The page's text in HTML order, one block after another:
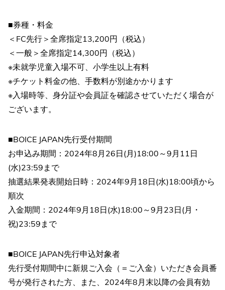
■券種・料金
＜FC先行＞全席指定13,200円（税込）
＜一般＞全席指定14,300円（税込）
※未就学児童入場不可、小学生以上有料
※チケット料金の他、手数料が別途かかります
※入場時等、身分証や会員証を確認させていただく場合が
ございます。
■BOICE JAPAN先行受付期間
お申込み期間：2024年8月26日(月)18:00～9月11日
(水)23:59まで
抽選結果発表開始日時：2024年9月18日(水)18:00頃から
順次
入金期間：2024年9月18日(水)18:00～9月23日(月・
祝)23:59まで
■BOICE JAPAN先行申込対象者
先行受付期間中に新規ご入会（＝ご入金）いただき会員番
号が発行された方、また、2024年8月末以降の会員有効